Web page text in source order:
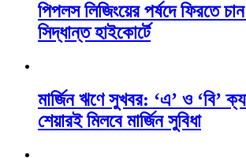
পিপলস লিজিংয়ের পর্ষদে ফিরতে
সিদ্ধান্ত হাইকোর্টে
মার্জিন ঋণে সুখবর: ‘এ’ ও ‘বি’
শেয়ারই মিলবে মার্জিন সুবিধা